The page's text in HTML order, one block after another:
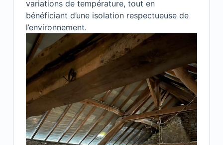
variations de température, tout en
bénéficiant d’une isolation respectueuse de
l’environnement.